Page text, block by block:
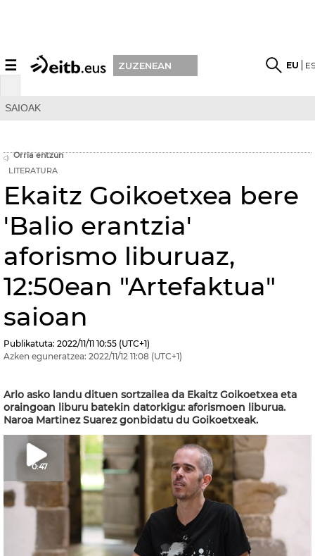
☰ ZUZENEAN EU
SAIOAK
Orria entzun
LITERATURA
Ekaitz Goikoetxea bere
'Balio erantzia'
aforismo liburuaz,
12:50ean "Artefaktua"
saioan
Publikatuta: 2022/11/11 10:55 (UTC+1)
Azken eguneratzea: 2022/11/12 11:08 (UTC+1)
Arlo asko landu dituen sortzailea da Ekaitz Goikoetxea eta
oraingoan liburu batekin datorkigu: aforismoen liburua.
Naroa Martinez Suarez gonbidatu du Goikoetxeak.
0:47